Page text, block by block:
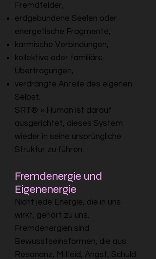
Fremdfelder,
erdgebundene Seelen oder
energetische Fragmente,
karmische Verbindungen,
kollektive oder familiäre
Übertragungen,
verdrängte Anteile des eigenen
Selbst.
SRT® × Human ist darauf
ausgerichtet, dieses System
wieder in seine ursprüngliche
Struktur zu führen.
Fremdenergie und
Eigenenergie
Nicht jede Energie, die in uns
wirkt, gehört zu uns.
Fremdenergien sind
Bewusstseinsformen, die aus
Resonanz, Mitleid, Angst, Schuld